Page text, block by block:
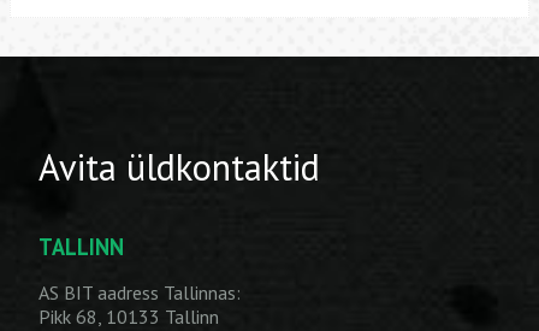
Avita üldkontaktid
TALLINN
AS BIT aadress Tallinnas:
Pikk 68, 10133 Tallinn